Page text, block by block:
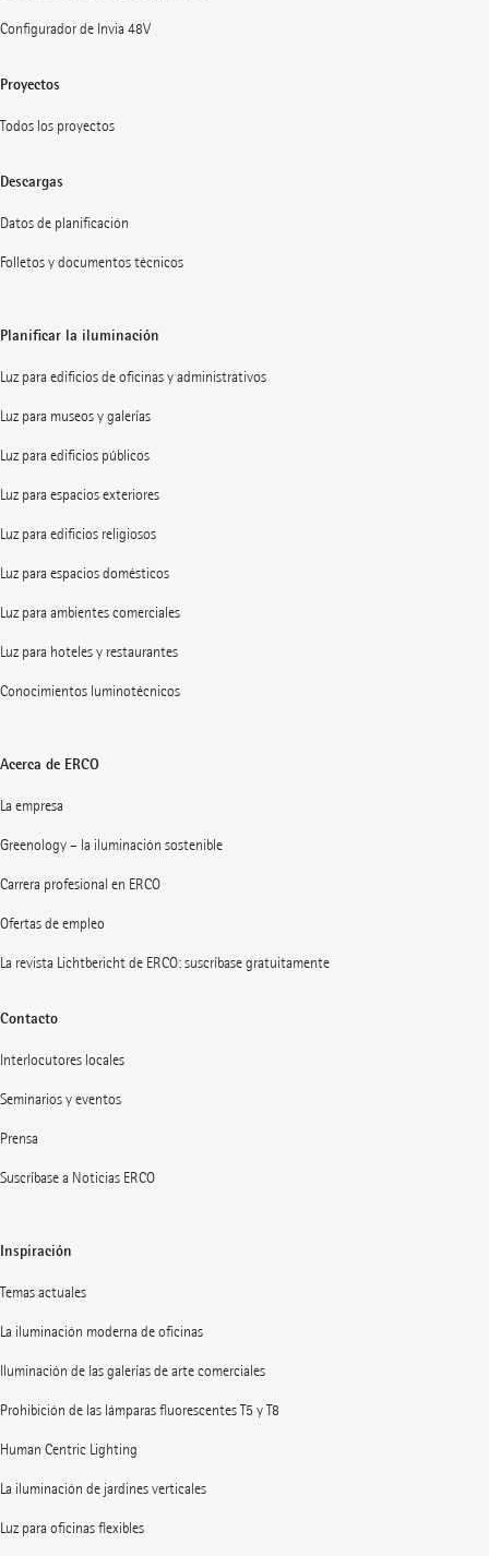
Configurador de Invia 48V
Proyectos
Todos los proyectos
Descargas
Datos de planificación
Folletos y documentos técnicos
Planificar la iluminación
Luz para edificios de oficinas y administrativos
Luz para museos y galerías
Luz para edificios públicos
Luz para espacios exteriores
Luz para edificios religiosos
Luz para espacios domésticos
Luz para ambientes comerciales
Luz para hoteles y restaurantes
Conocimientos luminotécnicos
Acerca de ERCO
La empresa
Greenology – la iluminación sostenible
Carrera profesional en ERCO
Ofertas de empleo
La revista Lichtbericht de ERCO: suscríbase gratuitamente
Contacto
Interlocutores locales
Seminarios y eventos
Prensa
Suscríbase a Noticias ERCO
Inspiración
Temas actuales
La iluminación moderna de oficinas
Iluminación de las galerías de arte comerciales
Prohibición de las lámparas fluorescentes T5 y T8
Human Centric Lighting
La iluminación de jardines verticales
Luz para oficinas flexibles